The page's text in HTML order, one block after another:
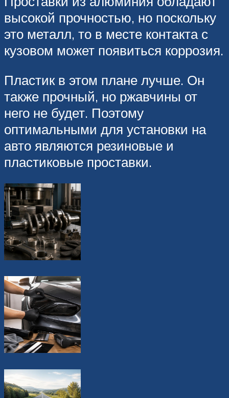
высокой прочностью, но поскольку
это металл, то в месте контакта с
кузовом может появиться коррозия.
Пластик в этом плане лучше. Он
также прочный, но ржавчины от
него не будет. Поэтому
оптимальными для установки на
авто являются резиновые и
пластиковые проставки.